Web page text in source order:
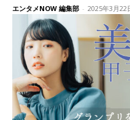
エンタメNOW 編集部 - 2025年3月22